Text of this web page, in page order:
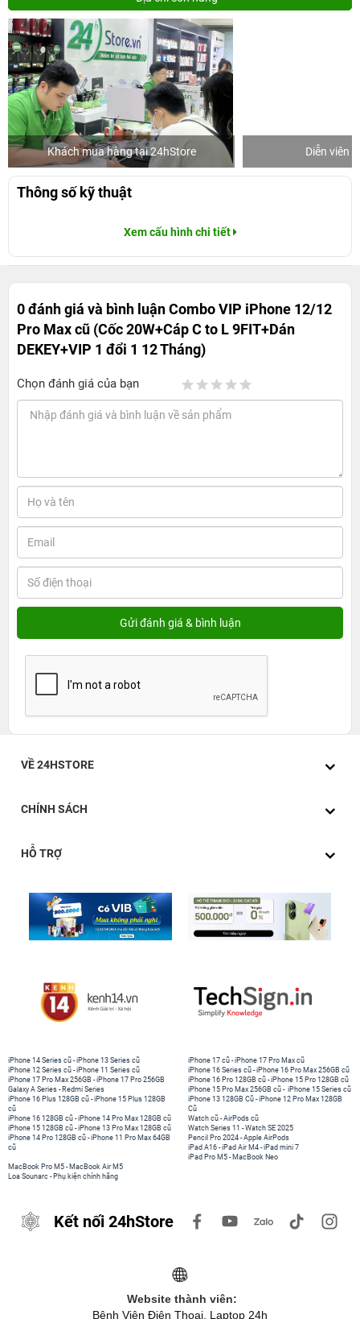
Khách mua hàng tại 24hStore Diễn viên
Thông số kỹ thuật
Xem cấu hình chi tiết
0 đánh giá và bình luậnCombo VIP iPhone 12/12
Pro Max cũ (Cốc 20W+Cáp C to L 9FIT+Dán
DEKEY+VIP 1 đổi 1 12 Tháng)
Chọn đánh giá của bạn
VỀ 24HSTORE
CHÍNH SÁCH
HỖ TRỢ
iPhone 14 Series cũ -iPhone 13 Series cũ
iPhone 12 Series cũ -iPhone 11 Series cũ
iPhone 17 Pro Max 256GB -iPhone 17 Pro 256GB
Galaxy A Series - Redmi Series
iPhone 17 cũ -iPhone 17 Pro Max cũ
iPhone 16 Series cũ - iPhone 16 Pro Max 256GB cũ
iPhone 16 Pro 128GB cũ -iPhone 15 Pro 128GB cũ
iPhone 15 Pro Max 256GB cũ - iPhone 15 Series cũ
iPhone 16 Plus 128GB cũ -iPhone 15 Plus 128GB
cũ
iPhone 16 128GB cũ -iPhone 14 Pro Max 128GB cũ
iPhone 15 128GB cũ -iPhone 13 Pro Max 128GB cũ
iPhone 14 Pro 128GB cũ -iPhone 11 Pro Max 64GB
cũ
iPhone 13 128GB Cũ -iPhone 12 Pro Max 128GB
Cũ
Watch cũ -AirPods cũ
Watch Series 11 -Watch SE 2025
Pencil Pro 2024 -Apple AirPods
iPad A16 -iPad Air M4 -iPad mini 7
iPad Pro M5 - MacBook Neo
MacBook Pro M5 - MacBook Air M5
Loa Sounarc - Phụ kiện chính hãng
Kết nối 24hStore
Website thành viên:
Bệnh Viện Điện Thoại, Laptop 24h